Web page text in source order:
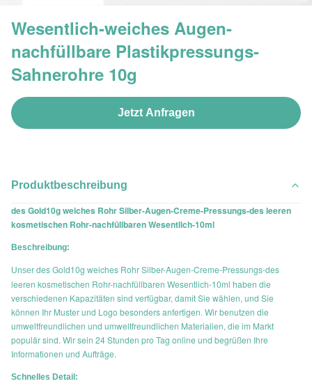
Wesentlich-weiches Augen-
nachfüllbare Plastikpressungs-
Sahnerohre 10g
Jetzt Anfragen
Produktbeschreibung
des Gold10g weiches Rohr Silber-Augen-Creme-Pressungs-des leeren
kosmetischen Rohr-nachfüllbaren Wesentlich-10ml
Beschreibung:
Unser des Gold10g weiches Rohr Silber-Augen-Creme-Pressungs-des
leeren kosmetischen Rohr-nachfüllbaren Wesentlich-10ml haben die
verschiedenen Kapazitäten sind verfügbar, damit Sie wählen, und Sie
können Ihr Muster und Logo besonders anfertigen. Wir benutzen die
umweltfreundlichen und umweltfreundlichen Materialien, die im Markt
populär sind. Wir sein 24 Stunden pro Tag online und begrüßen Ihre
Informationen und Aufträge.
Schnelles Detail: